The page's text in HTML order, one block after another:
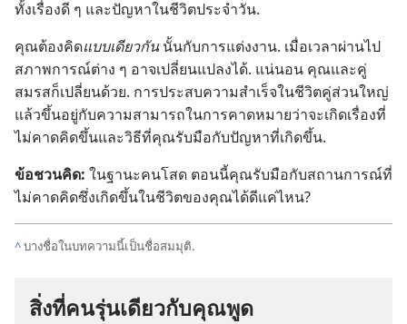
ทั้ง​เรื่อง​ดี ๆ และ​ปัญหา​ใน​ชีวิต​ประจำ​วัน.
คุณ​ต้อง​คิด​แบบ​เดียว​กัน นั้น​กับ​การ​แต่งงาน. เมื่อ​เวลา​ผ่าน​ไป
สภาพการณ์​ต่าง ๆ อาจ​เปลี่ยน​แปลง​ได้. แน่นอน คุณ​และ​คู่​
สมรส​ก็​เปลี่ยน​ด้วย. การ​ประสบ​ความ​สำเร็จ​ใน​ชีวิต​คู่​ส่วน​ใหญ่​
แล้ว​ขึ้น​อยู่​กับ​ความ​สามารถ​ใน​การ​คาด​หมาย​ว่า​จะ​เกิด​เรื่อง​ที่​
ไม่​คาด​คิด​ขึ้น​และ​วิธี​ที่​คุณ​รับมือ​กับ​ปัญหา​ที่​เกิด​ขึ้น.
ข้อ​ชวน​คิด: ใน​ฐานะ​คน​โสด ตอน​นี้​คุณ​รับมือ​กับ​สถานการณ์​ที่​
ไม่​คาด​คิด​ซึ่ง​เกิด​ขึ้น​ใน​ชีวิต​ของ​คุณ​ได้​ดี​แค่​ไหน?
^บาง​ชื่อ​ใน​บทความ​นี้​เป็น​ชื่อ​สมมุติ.
สิ่ง​ที่​คน​รุ่น​เดียว​กับ​คุณ​พูด